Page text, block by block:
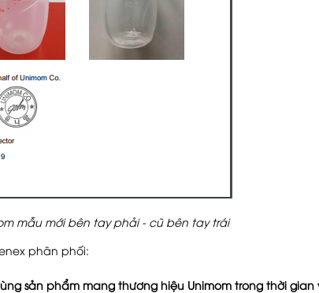
mẫu mới bên tay phải - cũ bên tay trái
phân phối:
sản phẩm mang thương hiệu Unimom trong thời gian